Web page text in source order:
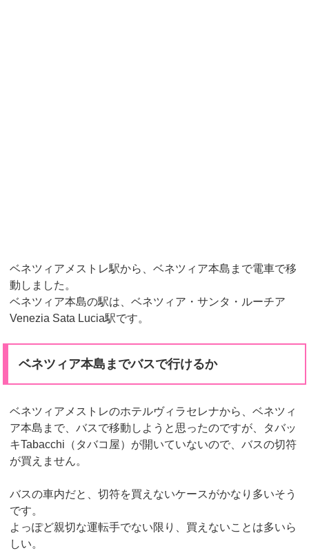
ベネツィアメストレ駅から、ベネツィア本島まで電車で移
動しました。
ベネツィア本島の駅は、ベネツィア・サンタ・ルーチア
Venezia Sata Lucia駅です。
ベネツィア本島までバスで行けるか
ベネツィアメストレのホテルヴィラセレナから、ベネツィ
ア本島まで、バスで移動しようと思ったのですが、タバッ
キTabacchi（タバコ屋）が開いていないので、バスの切符
が買えません。
バスの車内だと、切符を買えないケースがかなり多いそう
です。
よっぽど親切な運転手でない限り、買えないことは多いら
しい。